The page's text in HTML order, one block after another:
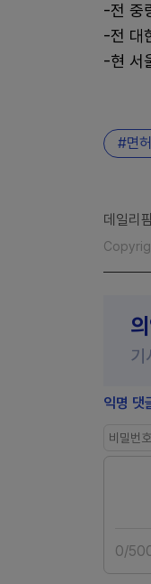
-전 중
-전 대
-현 서
면
데일리
기
익명 댓
0/